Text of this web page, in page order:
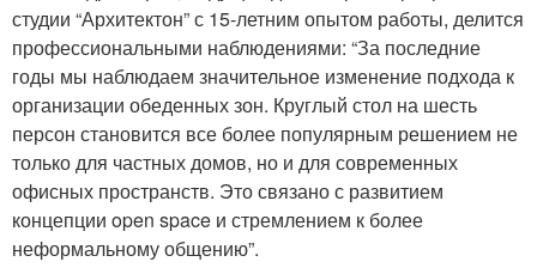
студии “Архитектон” с 15-летним опытом работы, делится
профессиональными наблюдениями: “За последние
годы мы наблюдаем значительное изменение подхода к
организации обеденных зон. Круглый стол на шесть
персон становится все более популярным решением не
только для частных домов, но и для современных
офисных пространств. Это связано с развитием
концепции open space и стремлением к более
неформальному общению”.